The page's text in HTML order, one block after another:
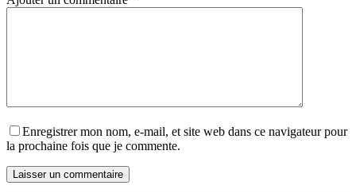
Enregistrer mon nom, e-mail, et site web dans ce navigateur pour
la prochaine fois que je commente.
Laisser un commentaire